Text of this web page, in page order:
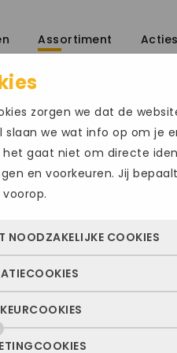
Assortiment Acties
schoenen
zorgen we dat de
slaan we wat info op om je
het gaat niet om directe
en voorkeuren. Jij
NOODZAKELIJKE COOKIES
cookies zorgen ervoor dat
actief en kunnen niet
geplaatst als jij iets doet,
opslaan.
cookies zien we hoe
vandaan komen en